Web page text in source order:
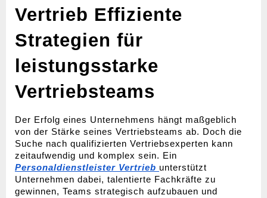
Vertrieb Effiziente
Strategien für
leistungsstarke
Vertriebsteams
Der Erfolg eines Unternehmens hängt maßgeblich
von der Stärke seines Vertriebsteams ab. Doch die
Suche nach qualifizierten Vertriebsexperten kann
Personaldienstleister Vertrieb unterstützt
Unternehmen dabei, talentierte Fachkräfte zu
gewinnen, Teams strategisch aufzubauen und